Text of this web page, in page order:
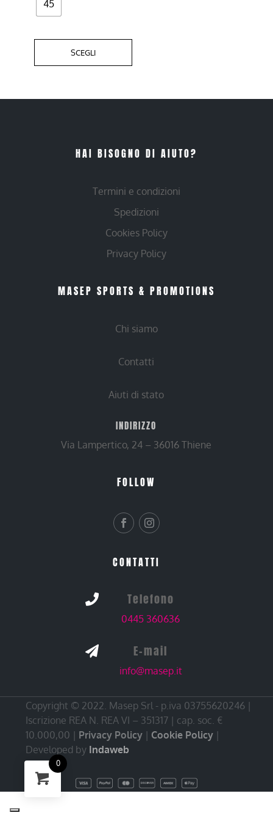
45
SCEGLI
HAI BISOGNO DI AIUTO?
Termini e condizioni
Spedizioni
Cookies Policy
Privacy Policy
MASEP SPORTS & PROMOTIONS
Chi siamo
Contatti
Aiuti di stato
INDIRIZZO
Via Lampertico, 24 – 36016 Thiene
FOLLOW
CONTATTI
 Telefono
0445 360636
 E-mail
info@masep.it
Copyright © 2022. Masep Srl - p.iva 03755620246 |
Iscrizione REA N. REA VI – 351317 | cap. soc. €
10.000,00 | Privacy Policy | Cookie Policy |
Developed by Indaweb
0